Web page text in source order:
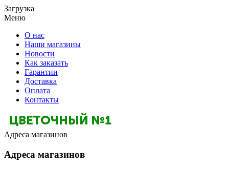
Загрузка
Меню
О нас
Наши магазины
Новости
Как заказать
Гарантии
Доставка
Оплата
Контакты
Адреса магазинов
Адреса магазинов